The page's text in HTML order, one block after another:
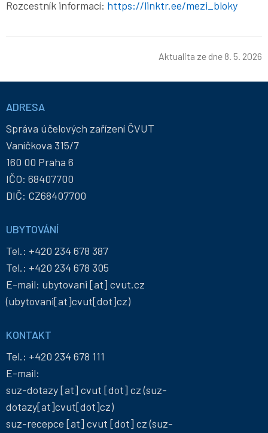
Rozcestník informací: https://linktr.ee/mezi_bloky
Aktualita ze dne 8. 5. 2026
a
kontakty
ADRESA
Správa účelových zařízení ČVUT
Vaníčkova 315/7
160 00 Praha 6
IČO: 68407700
DIČ: CZ68407700
UBYTOVÁNÍ
Tel.: +420 234 678 387
Tel.: +420 234 678 305
E-mail: ubytovani [at] cvut.cz
(ubytovani[at]cvut[dot]cz)
KONTAKT
Tel.: +420 234 678 111
E-mail:
suz-dotazy[at] cvut [dot] cz(suz-
dotazy[at]cvut[dot]cz)
suz-recepce [at] cvut [dot] cz(suz-